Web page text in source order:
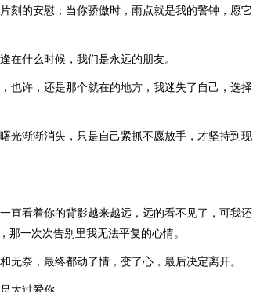
刻的安慰；当你骄傲时，雨点就是我的警钟，愿它
在什么时候，我们是永远的朋友。
也许，还是那个就在的地方，我迷失了自己，选择
光渐渐消失，只是自己紧抓不愿放手，才坚持到现
直看着你的背影越来越远，远的看不见了，可我还
一次次告别里我无法平复的心情。
无奈，最终都动了情，变了心，最后决定离开。